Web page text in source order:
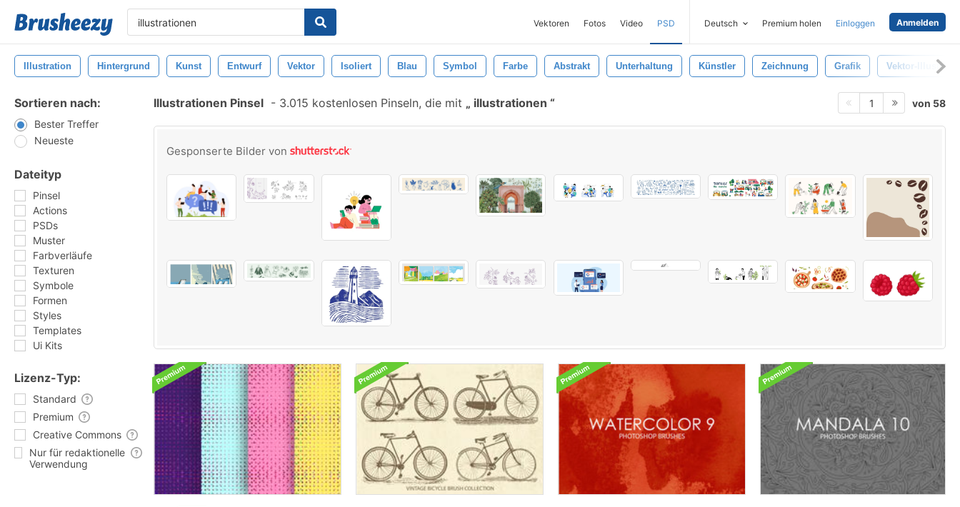
Vektoren Fotos Video PSD Deutsch Premium holen Einloggen Anmelden
Illustration Hintergrund Kunst Entwurf Vektor Isoliert Blau Symbol Farbe Abstrakt Unterhaltung Künstler Zeichnung Grafik Vektor-
Sortieren nach:
Bester Treffer
Neueste
Dateityp
Pinsel
Actions
PSDs
Muster
Farbverläufe
Texturen
Symbole
Formen
Styles
Templates
Ui Kits
Lizenz-Typ:
Standard
Premium
Creative Commons
Nur für redaktionelle
Verwendung
Illustrationen Pinsel - 3.015 kostenlosen Pinseln, die mit illustrationen 1 von 58
Gesponserte Bilder von